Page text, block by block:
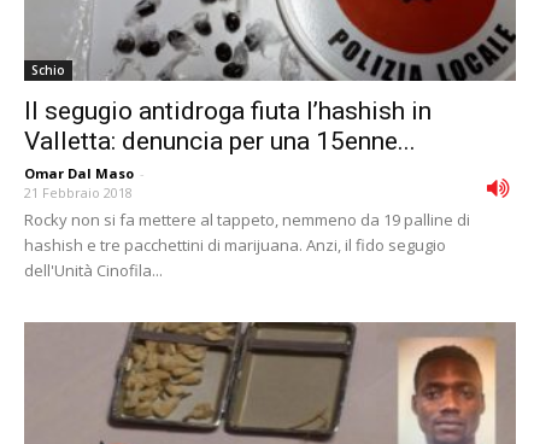
Schio
Il segugio antidroga fiuta l’hashish in
Valletta: denuncia per una 15enne...
Omar Dal Maso -
21 Febbraio 2018
Rocky non si fa mettere al tappeto, nemmeno da 19 palline di
hashish e tre pacchettini di marijuana. Anzi, il fido segugio
dell'Unità Cinofila...